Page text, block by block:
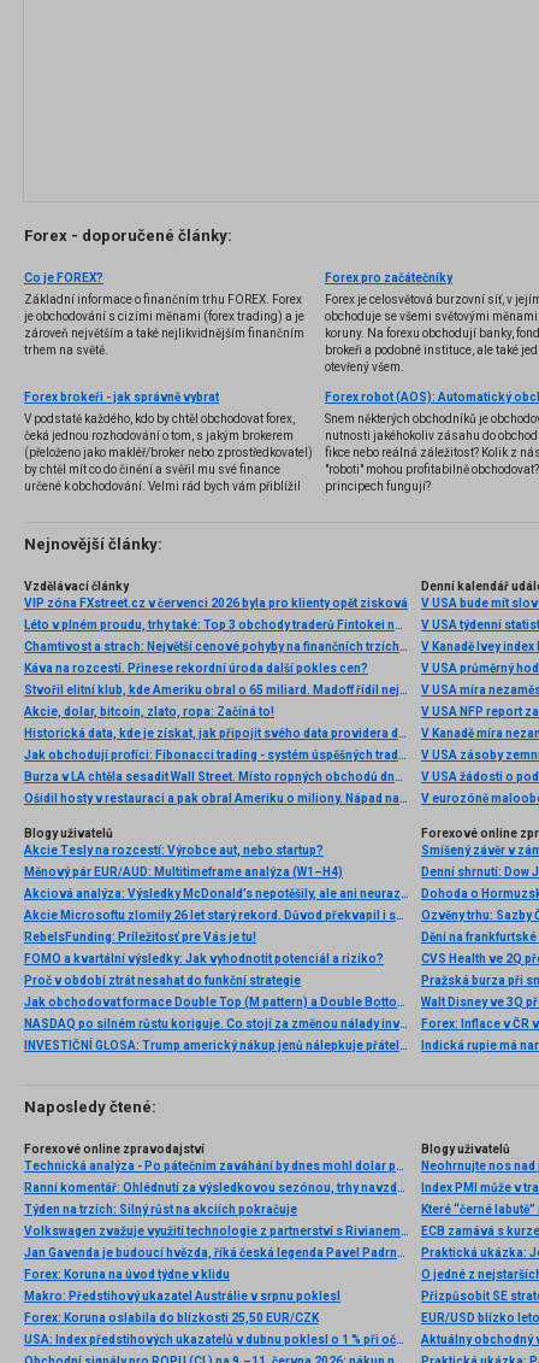
Forex - doporučené články:
Co je FOREX?
Základní informace o finančním trhu FOREX. Forex
je obchodování s cizími měnami (forex trading) a je
zároveň největším a také nejlikvidnějším finančním
trhem na světě.
Forex pro začátečníky
Forex je celosvětová burzovní síť, v
obchoduje se všemi světovými
koruny. Na forexu obchodují banky,
brokeři a podobné instituce, ale také
otevřený všem.
Forex brokeři - jak správně vybrat
V podstatě každého, kdo by chtěl obchodovat forex,
čeká jednou rozhodování o tom, s jakým brokerem
(přeloženo jako makléř/broker nebo zprostředkovatel)
by chtěl mít co do činění a svěřil mu své finance
určené k obchodování. Velmi rád bych vám přiblížil
několik příkladů nejznámějších z nich.
Snem některých obchodníků je
nutnosti jakéhokoliv zásahu do
fikce nebo reálná záležitost? Kolik z
"roboti" mohou profitabilně
principech fungují?
Nejnovější články:
Vzdělávací články
VIP zóna FXstreet.cz v červenci 2026 byla pro klienty opět zisková
Léto v plném proudu, trhy také: Top 3 obchody traderů Fintokei na indexech a zlatě
Chamtivost a strach: Největší cenové pohyby na finančních trzích (červenec 2026)
Káva na rozcestí. Přinese rekordní úroda další pokles cen?
Stvořil elitní klub, kde Ameriku obral o 65 miliard. Madoff řídil největší Ponzi dějin
Akcie, dolar, bitcoin, zlato, ropa: Začíná to!
Historická data, kde je získat, jak připojit svého data providera do MultiCharts a proč je budeme potřebovat? (4. díl)
Jak obchodují profíci: Fibonacci trading - systém úspěšných traderů
Burza v LA chtěla sesadit Wall Street. Místo ropných obchodů dnes místem duní basy
Ošidil hosty v restauraci a pak obral Ameriku o miliony. Nápad na obří podvod dostal Ponzi náhodou
Denní kalendář
V USA bude mít
V USA týdenní
V Kanadě Ivey index
V USA průměrný
V USA míra
V USA NFP report
V Kanadě míra
V USA zásoby
V USA žádosti o
V eurozóně
Blogy uživatelů
Akcie Tesly na rozcestí: Výrobce aut, nebo startup?
Měnový pár EUR/AUD: Multitimeframe analýza (W1–H4)
Akciová analýza: Výsledky McDonald’s nepotěšily, ale ani neurazily. Jakou vizi společnost prezentovala?
Akcie Microsoftu zlomily 26 let starý rekord. Důvod překvapil i samotné investory
RebelsFunding: Príležitosť pre Vás je tu!
FOMO a kvartální výsledky: Jak vyhodnotit potenciál a riziko?
Proč v období ztrát nesahat do funkční strategie
Jak obchodovat formace Double Top (M pattern) a Double Bottom (W pattern)
NASDAQ po silném růstu koriguje. Co stojí za změnou nálady investorů?
INVESTIČNÍ GLOSA: Trump americký nákup jenů nálepkuje přátelstvím. Pravda je jinde
Forexové online
Smíšený závěr v
Dohoda o
Pražská burza při
Naposledy čtené:
Forexové online zpravodajství
Technická analýza - Po pátečním zaváhání by dnes mohl dolar posilovat
Ranní komentář: Ohlédnutí za výsledkovou sezónou, trhy navzdory rizikům stále v klidu
Týden na trzích: Silný růst na akciích pokračuje
Volkswagen zvažuje využití technologie z partnerství s Rivianem i pro spalovací vozy
Jan Gavenda je budoucí hvězda, říká česká legenda Pavel Padrnos
Forex: Koruna na úvod týdne v klidu
Makro: Předstihový ukazatel Austrálie v srpnu poklesl
Forex: Koruna oslabila do blízkosti 25,50 EUR/CZK
USA: Index předstihových ukazatelů v dubnu poklesl o 1 % při očekávání -0,9 %
Blogy uživatelů
Neohrnujte nos
Index PMI může v
Které “černé
ECB zamává s
Praktická ukázka:
O jedné z
Přizpůsobit SE
EUR/USD blízko
Aktuálny obchodný